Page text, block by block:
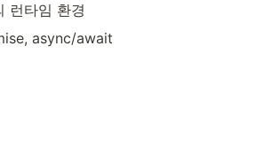
런타임 환경
async/await